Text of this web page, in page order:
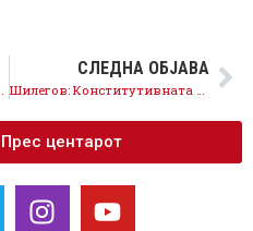
СЛЕДНА ОБЈАВА
центарот